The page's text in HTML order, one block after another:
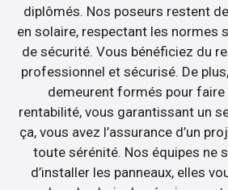
diplômés. Nos poseurs restent
en solaire, respectant les normes
de sécurité. Vous bénéficiez du
professionnel et sécurisé. De
demeurent formés pour
rentabilité, vous garantissant un
ça, vous avez l’assurance d’un
toute sérénité. Nos équipes ne
d’installer les panneaux, elles